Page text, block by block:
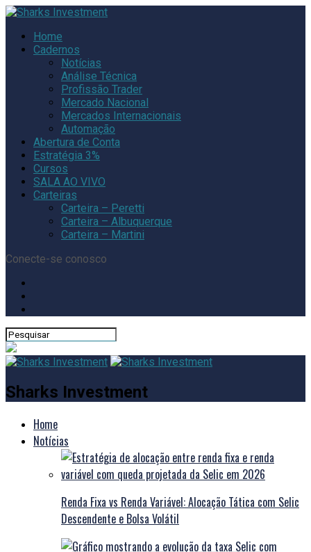
Home
Cadernos
Notícias
Análise Técnica
Profissão Trader
Mercado Nacional
Mercados Internacionais
Automação
Abertura de Conta
Estratégia 3%
Cursos
SALA AO VIVO
Carteiras
Carteira – Peretti
Carteira – Albuquerque
Carteira – Martini
Conecte-se conosco
Sharks Investment
Home
Notícias
Renda Fixa vs Renda Variável: Alocação Tática com Selic
Descendente e Bolsa Volátil